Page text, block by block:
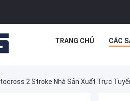
TRANG CHỦ CÁC
2 Stroke Nhà Sản Xuất Trực